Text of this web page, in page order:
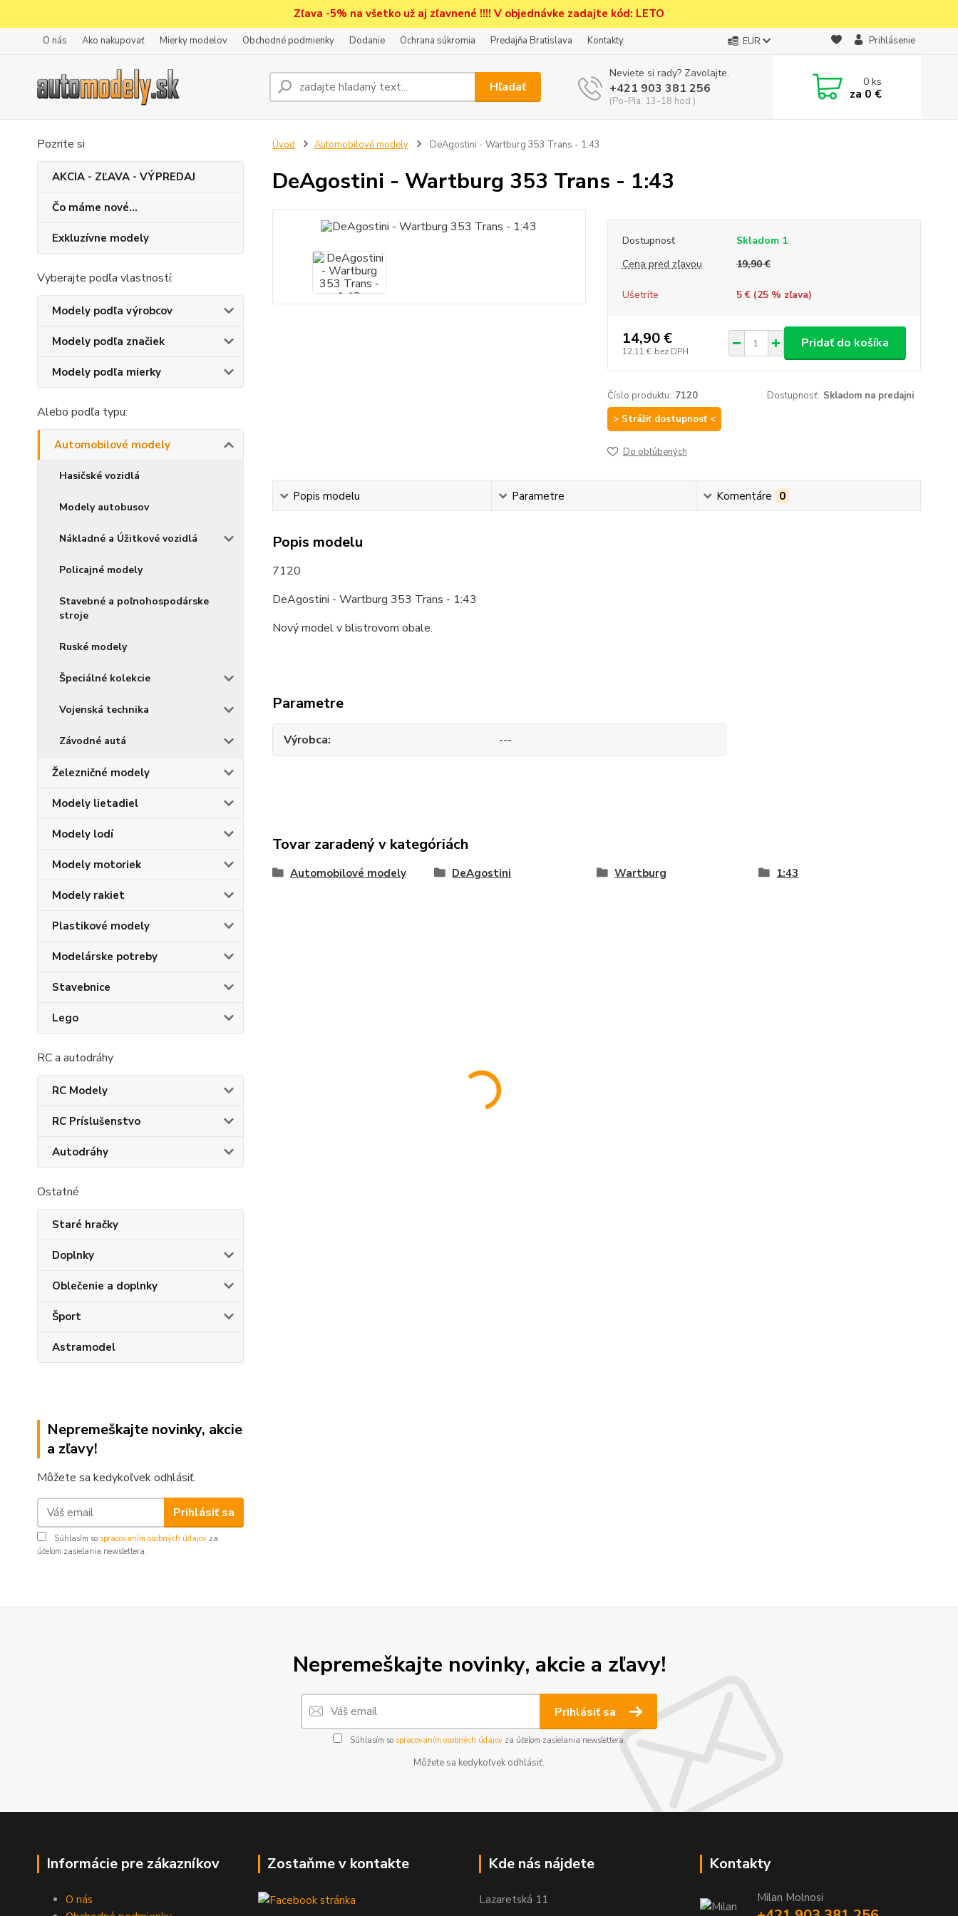
Zľava -5% na všetko už aj zľavnené !!!! V objednávke zadajte kód: LETO
O nás Ako nakupovať Mierky modelov Obchodné podmienky Dodanie Ochrana súkromia Predajňa Bratislava Kontakty EUR Prihlásenie
Hľadať
Neviete si rady? Zavolajte.
+421 903 381 256
(Po-Pia, 13-18 hod.)
0ks
za 0 €
Pozrite si
AKCIA - ZĽAVA - VÝPREDAJ
Čo máme nové...
Exkluzívne modely
Vyberajte podľa vlastností:
Modely podľa výrobcov
Modely podľa značiek
Modely podľa mierky
Alebo podľa typu:
Automobilové modely
Hasičské vozidlá
Modely autobusov
Nákladné a Úžitkové vozidlá
Policajné modely
Stavebné a poľnohospodárske
stroje
Ruské modely
Špeciálné kolekcie
Vojenská technika
Závodné autá
Železničné modely
Modely lietadiel
Modely lodí
Modely motoriek
Modely rakiet
Plastikové modely
Modelárske potreby
Stavebnice
Lego
RC a autodráhy
RC Modely
RC Príslušenstvo
Autodráhy
Ostatné
Staré hračky
Doplnky
Oblečenie a doplnky
Šport
Astramodel
Nepremeškajte novinky, akcie
a zľavy!
Môžete sa kedykoľvek odhlásiť.
Prihlásiť sa
Súhlasím so spracovaním osobných údajov za
účelom zasielania newslettera.
Úvod Automobilové modely DeAgostini - Wartburg 353 Trans - 1:43
DeAgostini - Wartburg 353 Trans - 1:43
Dostupnosť
Skladom 1
Cena pred zľavou
19,90 €
Ušetríte 5 € (25% zľava)
14,90 €
12,11 € bez DPH
Pridať do košíka
Číslo produktu: 7120 Dostupnosť: Skladom na predajni
> Strážiť dostupnosť <
Do obľúbených
Popis modelu Parametre Komentáre 0
Popis modelu
7120
DeAgostini - Wartburg 353 Trans - 1:43
Nový model v blistrovom obale.
Parametre
Výrobca ---
Tovar zaradený v kategóriách
Automobilové modely DeAgostini Wartburg 1:43
Nepremeškajte novinky, akcie a zľavy!
Prihlásiť sa
Súhlasím so spracovaním osobných údajovza účelom zasielania newslettera.
Môžete sa kedykoľvek odhlásiť.
Informácie pre zákazníkov
O nás
Zostaňme v kontakte Kde nás nájdete
Lazaretská 11
Kontakty
Milan Molnosi